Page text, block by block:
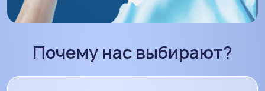
Почему нас выбирают?